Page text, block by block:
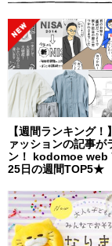
【週間ランキング！
ァッションの記事が
ン！ kodomoe web
25日の週間TOP5★